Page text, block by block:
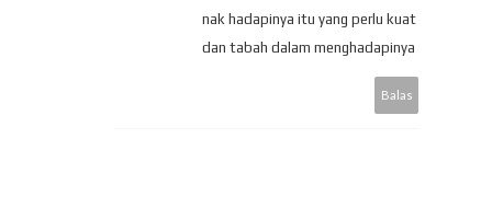
nak hadapinya itu yang perlu kuat
dan tabah dalam menghadapinya
Balas